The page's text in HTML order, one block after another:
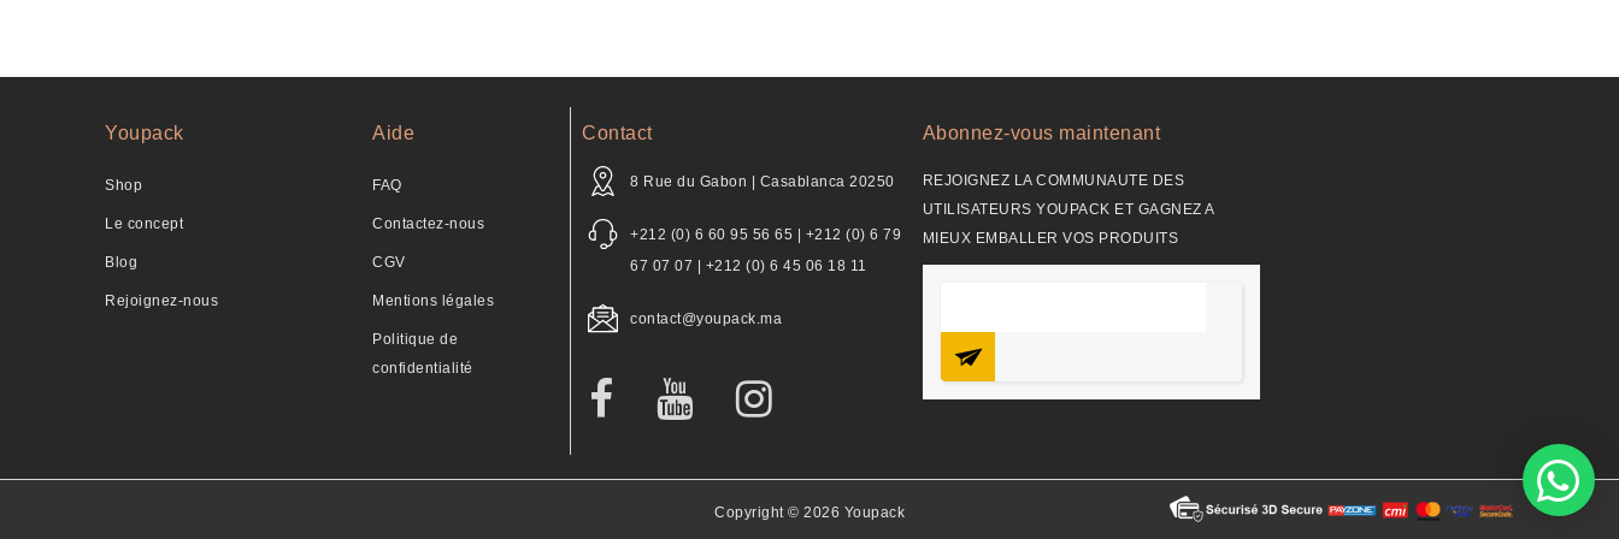
Youpack
Shop
Le concept
Blog
Rejoignez-nous
Aide
FAQ
Contactez-nous
CGV
Mentions légales
Politique de
confidentialité
Contact
8 Rue du Gabon | Casablanca 20250
+212 (0) 6 60 95 56 65 | +212 (0) 6 79
67 07 07 | +212 (0) 6 45 06 18 11
contact@youpack.ma
Abonnez-vous maintenant
REJOIGNEZ LA COMMUNAUTE DES
UTILISATEURS YOUPACK ET GAGNEZ A
MIEUX EMBALLER VOS PRODUITS
Copyright © 2026 Youpack